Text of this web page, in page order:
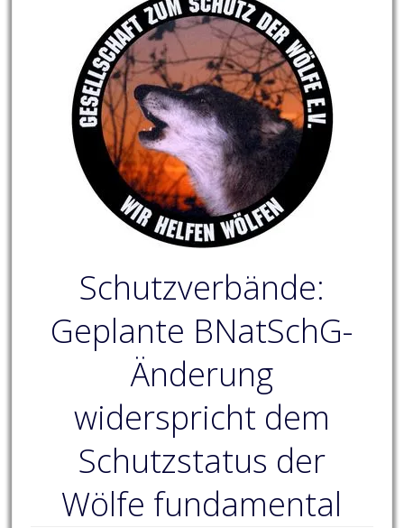
Schutzverbände:
Geplante BNatSchG-
Änderung
widerspricht dem
Schutzstatus der
Wölfe fundamental